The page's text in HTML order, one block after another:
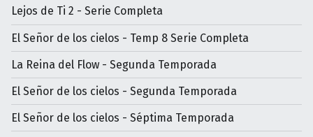
Lejos de Ti 2 - Serie Completa
El Señor de los cielos - Temp 8 Serie Completa
La Reina del Flow - Segunda Temporada
El Señor de los cielos - Segunda Temporada
El Señor de los cielos - Séptima Temporada